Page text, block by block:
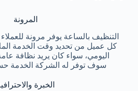
المرونة
التنظيف بالساعة يوفر مرونة
كل عميل من تحديد وقت الخدمة
اليومي، سواء كان يريد نظافة
سوف توفر له الشركة الخدمة
الخبرة